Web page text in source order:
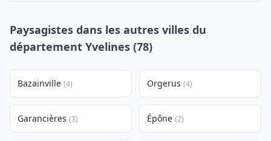
Paysagistes dans les autres villes du
département Yvelines (78)
Bazainville (4) Orgerus (4)
Garancières (3) Épône (2)